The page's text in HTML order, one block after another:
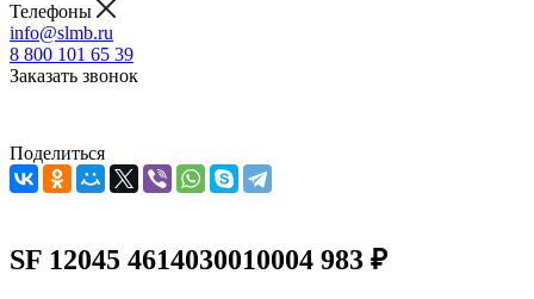
Телефоны
info@slmb.ru
8 800 101 65 39
Заказать звонок
Поделиться
SF 12045 4614030010004 983 ₽